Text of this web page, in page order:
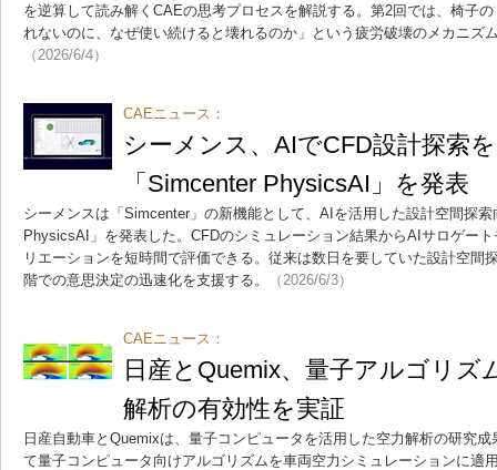
を逆算して読み解くCAEの思考プロセスを解説する。第2回では、椅子
れないのに、なぜ使い続けると壊れるのか」という疲労破壊のメカニズ
（2026/6/4）
CAEニュース：
シーメンス、AIでCFD設計探索
「Simcenter PhysicsAI」を発表
シーメンスは「Simcenter」の新機能として、AIを活用した設計空間探
PhysicsAI」を発表した。CFDのシミュレーション結果からAIサロゲー
リエーションを短時間で評価できる。従来は数日を要していた設計空間
階での意思決定の迅速化を支援する。
（2026/6/3）
CAEニュース：
日産とQuemix、量子アルゴリズ
解析の有効性を実証
日産自動車とQuemixは、量子コンピュータを活用した空力解析の研究
て量子コンピュータ向けアルゴリズムを車両空力シミュレーションに適